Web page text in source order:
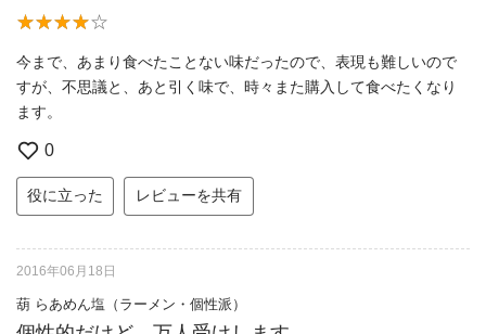
今まで、あまり食べたことない味だったので、表現も難しいので
すが、不思議と、あと引く味で、時々また購入して食べたくなり
ます。
0
役に立った レビューを共有
2016年06月18日
葫 らあめん塩（ラーメン・個性派）